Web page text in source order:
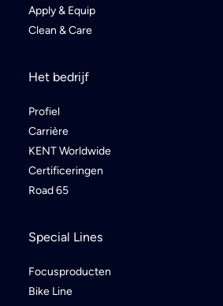
Apply & Equip
Clean & Care
Het bedrijf
Profiel
Carrière
KENT Worldwide
Certificeringen
Road 65
Special Lines
Focusproducten
Bike Line